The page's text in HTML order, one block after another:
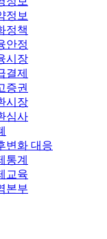
정보
정책
안정
시장
결제
증권
시장
심사
변화 대응
통계
교육
본부